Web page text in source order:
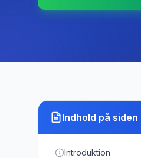
Indhold på siden
Introduktion